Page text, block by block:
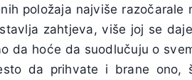
položaja najviše razočarale
zahtjeva, više joj se
da hoće da suodlučuju o
da prihvate i brane